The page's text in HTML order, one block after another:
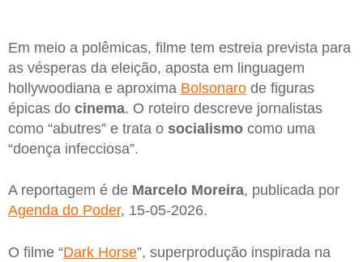
Em meio a polêmicas, filme tem estreia prevista para
as vésperas da eleição, aposta em linguagem
hollywoodiana e aproxima Bolsonaro de figuras
épicas do cinema. O roteiro descreve jornalistas
como “abutres” e trata o socialismo como uma
“doença infecciosa”.
A reportagem é de Marcelo Moreira, publicada por
Agenda do Poder, 15-05-2026.
O filme “Dark Horse”, superprodução inspirada na